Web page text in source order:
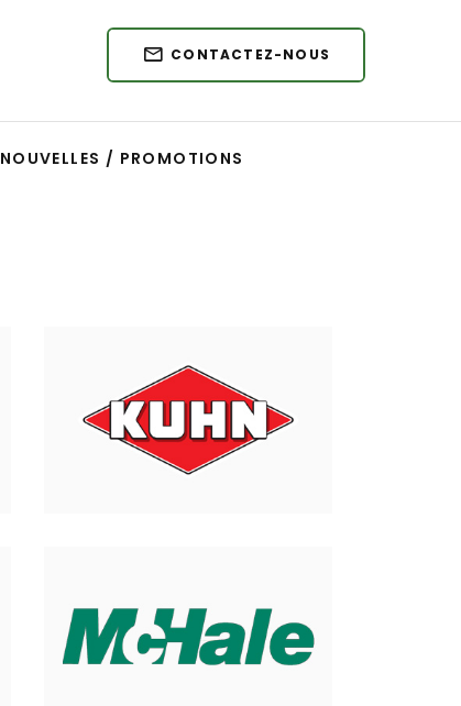
CONTACTEZ-NOUS
NOUVELLES / PROMOTIONS